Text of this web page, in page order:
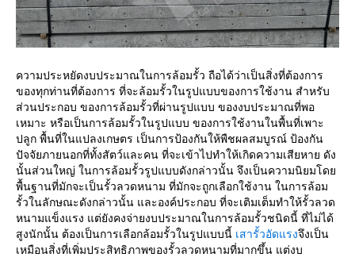
ความประหยัดงบประมาณในการล้อมรั้ว ถือได้ว่าเป็นสิ่งที่ต้องการ
ของทุกท่านที่ต้องการ ที่จะล้อมรั้วในรูปแบบของการใช้งาน สำหรับ
ส่วนประกอบ ของการล้อมรั้วที่ผ่านรูปแบบ ของงบประมาณที่พอ
เหมาะ หรือเป็นการล้อมรั้วในรูปแบบ ของการใช้งานในพื้นที่เพาะ
ปลูก พื้นที่ในแปลงเกษตร เป็นการป้องกันให้พืชผลสมบูรณ์ ป้องกัน
ปัจจัยภายนอกที่ทั้งสัตว์และคน ที่จะเข้าไปทำให้เกิดความเสียหาย ดัง
นั้นส่วนใหญ่ ในการล้อมรั้วรูปแบบดังกล่าวนั้น จึงเป็นความนิยมโดย
พื้นฐานที่มักจะเป็นรั้วลวดหนาม ที่มักจะถูกเลือกใช้งาน ในการล้อม
รั้วในลักษณะดังกล่าวนั้น และองค์ประกอบ ที่จะเติมเต็มทำให้รั้วลวด
หนามแข็งแรง แต่ยังคงจ่ายงบประมาณในการล้อมรั้วชนิดนี้ ที่ไม่ได้
สูงนักนั้น ต้องเป็นการเลือกล้อมรั้วในรูปแบบนี้ เสารั้วอัดแรงจึงเป็น
เหมือนสิ่งที่เพิ่มประสิทธิภาพของรั้วลวดหนามที่มากขึ้น แต่งบ